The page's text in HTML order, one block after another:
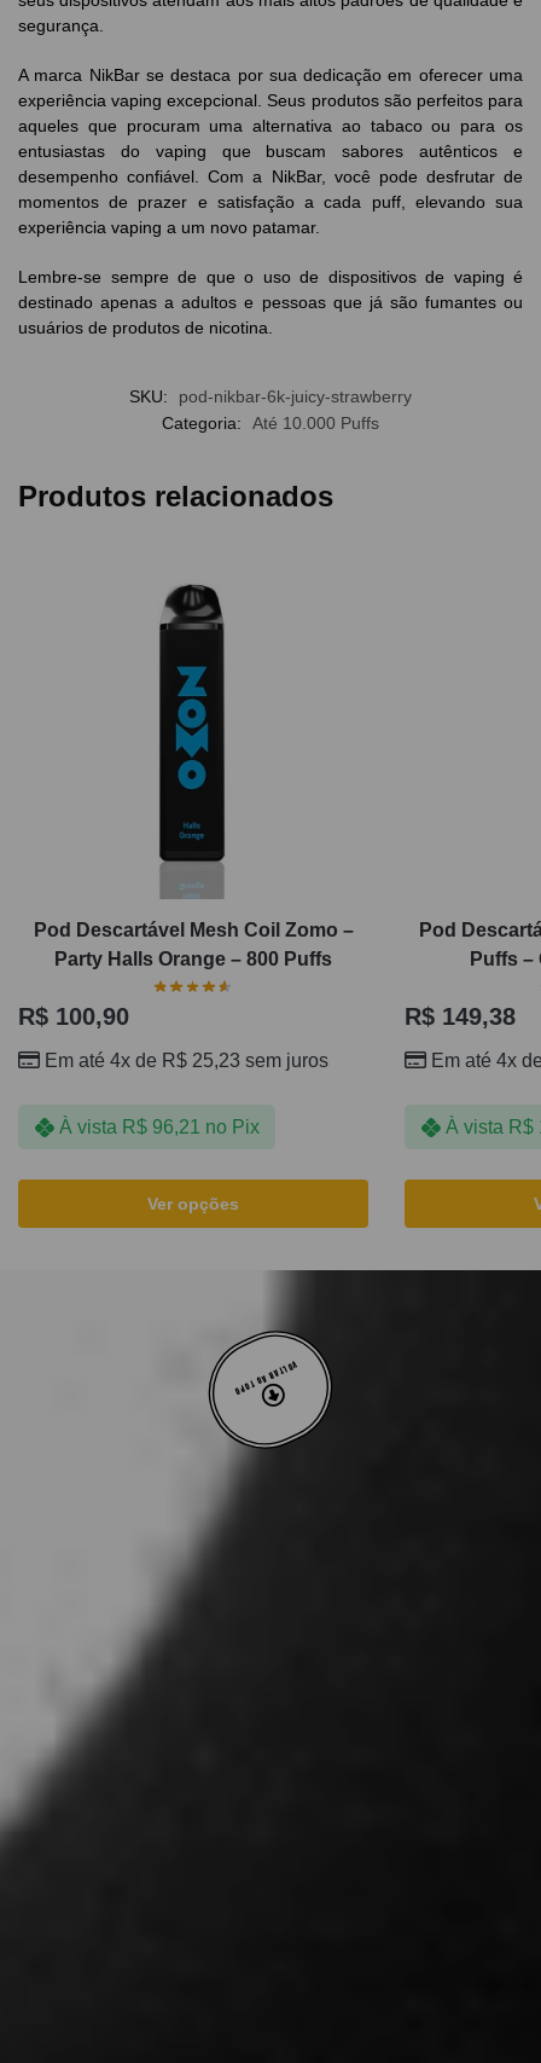
segurança.
A marca NikBar se destaca por sua dedicação em oferecer uma
experiência vaping excepcional. Seus produtos são perfeitos para
aqueles que procuram uma alternativa ao tabaco ou para os
entusiastas do vaping que buscam sabores autênticos e
desempenho confiável. Com a NikBar, você pode desfrutar de
momentos de prazer e satisfação a cada puff, elevando sua
experiência vaping a um novo patamar.
Lembre-se sempre de que o uso de dispositivos de vaping é
destinado apenas a adultos e pessoas que já são fumantes ou
usuários de produtos de nicotina.
SKU:
pod-nikbar-6k-juicy-strawberry
Categoria:
Até 10.000 Puffs
Produtos relacionados
Pod Descartável Mesh Coil Zomo –
Party Halls Orange – 800 Puffs
R$ 100,90
Em até 4x de R$ 25,23 sem juros
À vista R$96,21 no Pix
Ver opções
Pod
Puffs –
R$ 149,38
Em até 4x
À vista R$
VOLTAR AO TOPO